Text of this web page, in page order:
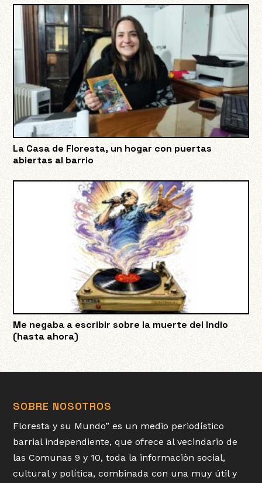
La Casa de Floresta, un hogar con puertas
abiertas al barrio
Me negaba a escribir sobre la muerte del Indio
(hasta ahora)
SOBRE NOSOTROS
Floresta y su Mundo” es un medio periodístico
barrial independiente, que ofrece al vecindario de
las Comunas 9 y 10, toda la información social,
cultural y política, combinada con una muy útil y